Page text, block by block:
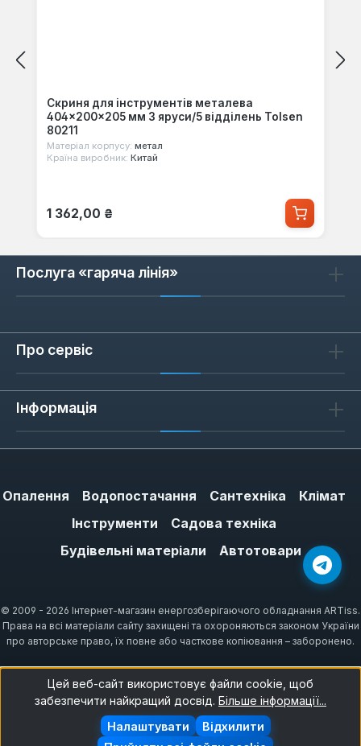
Скриня для інструментів металева
404×200×205 мм 3 яруси/5 відділень Tolsen
80211
Матеріал корпусу: метал
Країна виробник: Китай
Звичайна ціна:
1 362,00 ₴
Послуга «гаряча лінія»
Про сервіс
Інформація
Опалення Водопостачання Сантехніка
Клімат
Інструменти
Садова техніка
Будівельні матеріали
Автотовари
© 2009 - 2026 Інтернет-магазин енергозберігаючого обладнання ARTiss.
Права на всі матеріали сайту захищені та охороняються законом України
про авторське право, їх повне або часткове копіювання – заборонено.
Цей веб-сайт використовує файли cookie, щоб
забезпечити найкращий досвід. Більше інформації...
Відхилити
Налаштувати